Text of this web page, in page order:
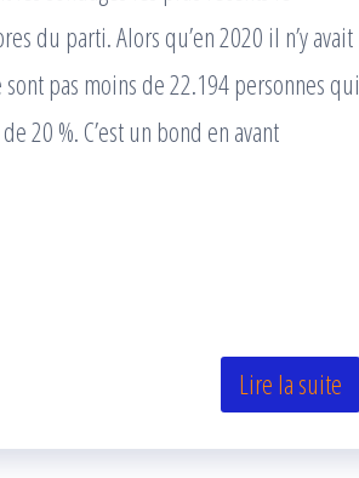
du parti. Alors qu’en 2020 il n’y avait
pas moins de 22.194 personnes qui
20 %. C’est un bond en avant
Lire la suite